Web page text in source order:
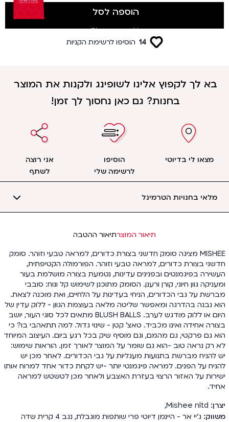
הוספה לסל
(לטסים מטרמינל 3)
14 הוסיפו לרשימת הקניות
בא לך לקפוץ אלינו לשופינג ולקנות את המוצר
בחנות? גם כאן נחסוך לך זמן!
מצאו לי בדיוטי
הוסיפו
לרשימה שלי
אני רוצה
לשתף
מלאי בחנויות הטרמינל
תיאור המוצרתיאור ההטבה
MISHEE מציגה סומק חדשני בצורת כדורים, למראה טבעי וזוהר. סומק
חדשני בצורת כדורים, למראה טבעי וזוהר. הפורמולה הקטיפתית,
העשירה בפיגמנטים ובפנינים עדינות, נטמעת בצורה מושלמת בעור
ומעניקה גוון חיוני, קורן ורענן. הסומק מתוכנן לשימוש קל ונוח: סובבי
מברשת על גבי הכדורים, הניחי בעדינות על הלחיים, ואת מוכנה לצאת.
הוא נבנה בהדרגה ומאפשר שליטה מלאה בעוצמת הגוון - ללוק עדין של
היום או ללוק מודגש לערב. BLUSH BALLS מתאים לכל סוגי העור, יושב
בצורה אחידה ואינו מכביד. טאצ' קטן - שינוי גדול. למה תתאהבי בו? כי
הוא גם פרקטי, גם מהמם, וגם מוסיף שיק בכל רגע ביום. העיצוב המיוחד
לא רק נראה טוב -הוא גם שומר על המוצר לאורך זמן. הוראות שימוש:
יש להניח מברשת בתנועות מעגליות על גבי הכדורים. לאחר מכן יש
להניח על הפנים. למראה פיגמנטי יותר -יש לקחת כדור אחד למרוח אותו
ישירות על האזור הרצוי בעזרת האצבע ולאחר מכן לטשטש למראה
אחיד.
יצרן Mishee nltd
,
משווק
ג'יי אר - היינמן דיוטי פרי שותפות מוגבלת, נגב 4 קרית שדה